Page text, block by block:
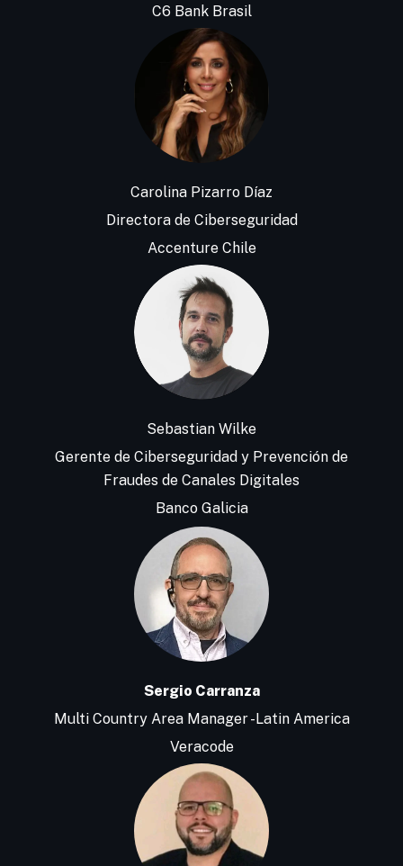
C6 Bank Brasil
Carolina Pizarro Díaz
Directora de Ciberseguridad
Accenture Chile
Sebastian Wilke
Gerente de Ciberseguridad y Prevención de
Fraudes de Canales Digitales
Banco Galicia
Sergio Carranza
Multi Country Area Manager -Latin America
Veracode